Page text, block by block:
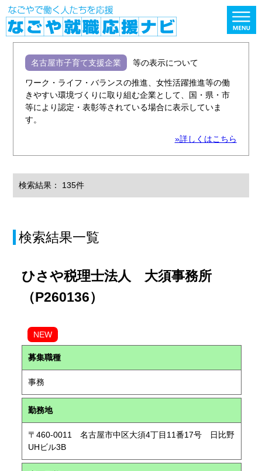
名古屋市子育て支援企業 等の表示について
ワーク・ライフ・バランスの推進、女性活躍推進等の働
きやすい環境づくりに取り組む企業として、国・県・市
等により認定・表彰等されている場合に表示していま
す。
»詳しくはこちら
検索結果： 135件
検索結果一覧
ひさや税理士法人 大須事務所
（P260136）
NEW
募集職種
事務
勤務地
〒460-0011 名古屋市中区大須4丁目11番17号 日比野
UHビル3B